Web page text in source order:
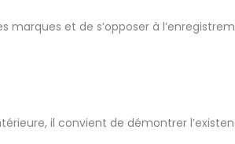
et de s’opposer à
il convient de démontrer